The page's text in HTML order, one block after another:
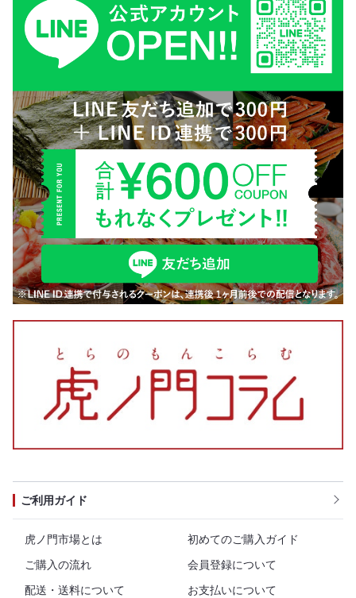
ご利用ガイド
虎ノ門市場とは
初めてのご購入ガイド
ご購入の流れ
会員登録について
配送・送料について
お支払いについて